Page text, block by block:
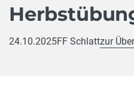
24.10.2025FF Schlattzur